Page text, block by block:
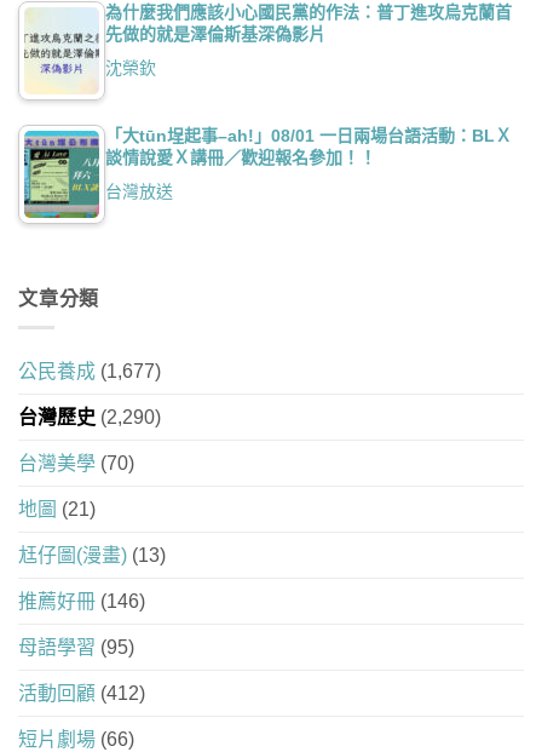
為什麼我們應該小心國民黨的作法：普丁進攻烏克蘭首
先做的就是澤倫斯基深偽影片
沈榮欽
「大tūn埕起事–ah!」08/01 一日兩場台語活動：BLＸ
談情說愛Ｘ講冊／歡迎報名參加！！
台灣放送
文章分類
公民養成 (1,677)
台灣歷史 (2,290)
台灣美學 (70)
地圖 (21)
尪仔圖(漫畫) (13)
推薦好冊 (146)
母語學習 (95)
活動回顧 (412)
短片劇場 (66)